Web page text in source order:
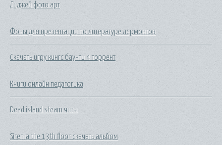
Диджей фото арт
Фоны для презентации по литературе лермонтов
Скачать игру кингс баунти 4 торрент
Книги онлайн педагогика
Dead island steam читы
Sirenia the 13th floor скачать альбом